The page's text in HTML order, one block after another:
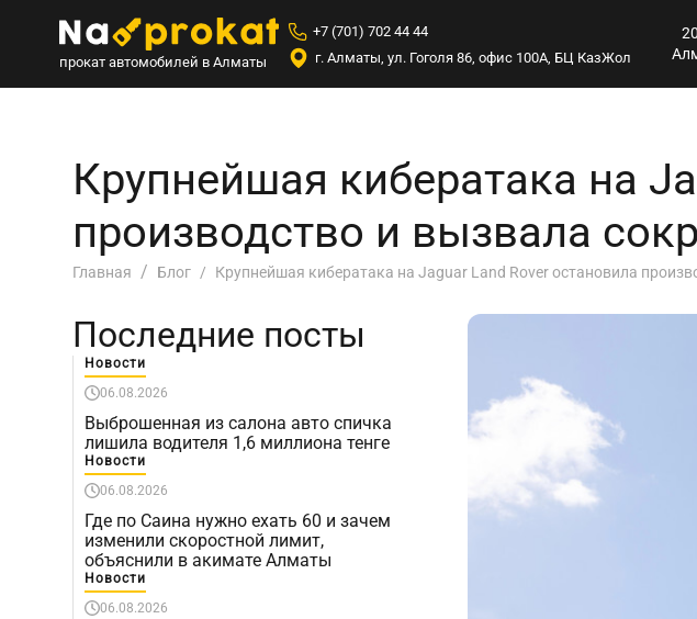
прокат автомобилей в Алматы
+7 (701) 702 44 44
г. Алматы, ул. Гоголя 86, офис 100А, БЦ КазЖол
Крупнейшая кибератака на
производство и вызвала
Главная Блог Крупнейшая кибератака на Jaguar Land Rover остановила
Последние посты
Новости
06.08.2026
Выброшенная из салона авто спичка
лишила водителя 1,6 миллиона тенге
Новости
06.08.2026
Где по Саина нужно ехать 60 и зачем
изменили скоростной лимит,
объяснили в акимате Алматы
Новости
06.08.2026